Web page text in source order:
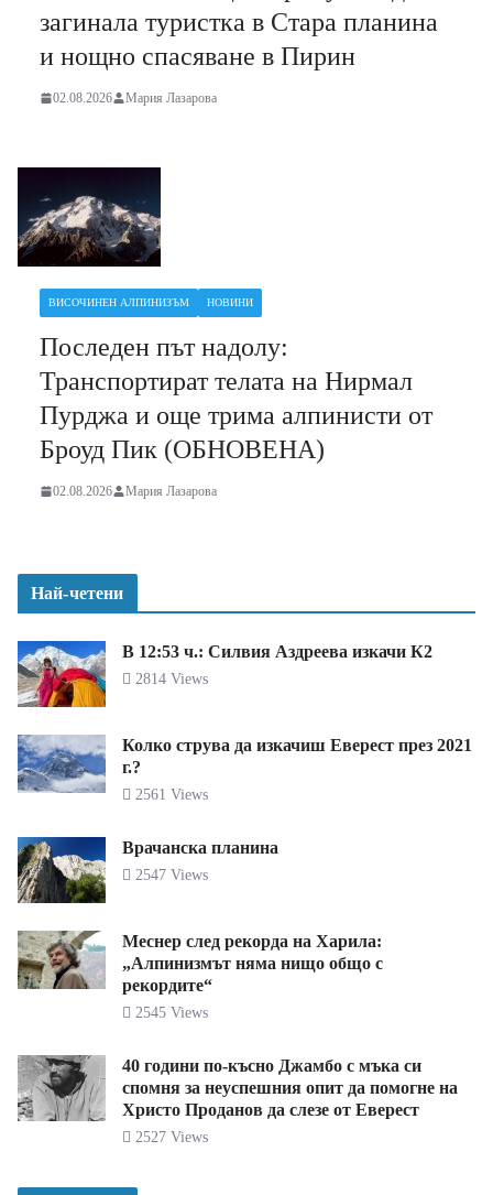
загинала туристка в Стара планина
и нощно спасяване в Пирин
02.08.2026 Мария Лазарова
ВИСОЧИНЕН АЛПИНИЗЪМ НОВИНИ
Последен път надолу:
Транспортират телата на Нирмал
Пурджа и още трима алпинисти от
Броуд Пик (ОБНОВЕНА)
02.08.2026 Мария Лазарова
Най-четени
В 12:53 ч.: Силвия Аздреева изкачи К2
2814 Views
Колко струва да изкачиш Еверест през 2021
г.?
2561 Views
Врачанска планина
2547 Views
Меснер след рекорда на Харила:
„Алпинизмът няма нищо общо с
рекордите“
2545 Views
40 години по-късно Джамбо с мъка си
спомня за неуспешния опит да помогне на
Христо Проданов да слезе от Еверест
2527 Views